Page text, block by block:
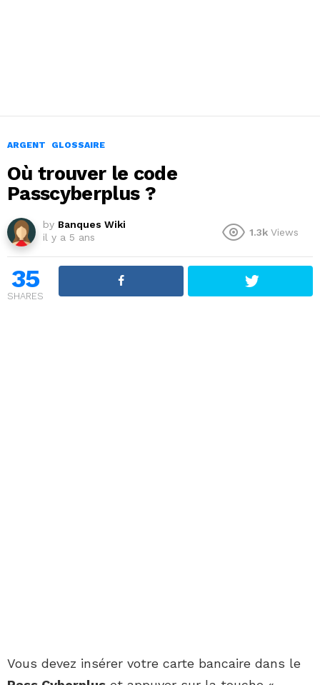
ARGENT GLOSSAIRE
Où trouver le code
Passcyberplus ?
by Banques Wiki
il y a 5 ans
1.3k Views
35
SHARES
Vous devez insérer votre carte bancaire dans le